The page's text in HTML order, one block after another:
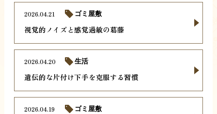
視覚的ノイズと感覚過敏の葛藤
2026.04.21 ゴミ屋敷
遺伝的な片付け下手を克服する習慣
2026.04.20 生活
2026.04.19 ゴミ屋敷